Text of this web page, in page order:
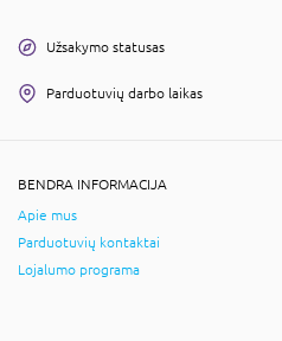
Užsakymo statusas
Parduotuvių darbo laikas
BENDRA INFORMACIJA
Apie mus
Parduotuvių kontaktai
Lojalumo programa